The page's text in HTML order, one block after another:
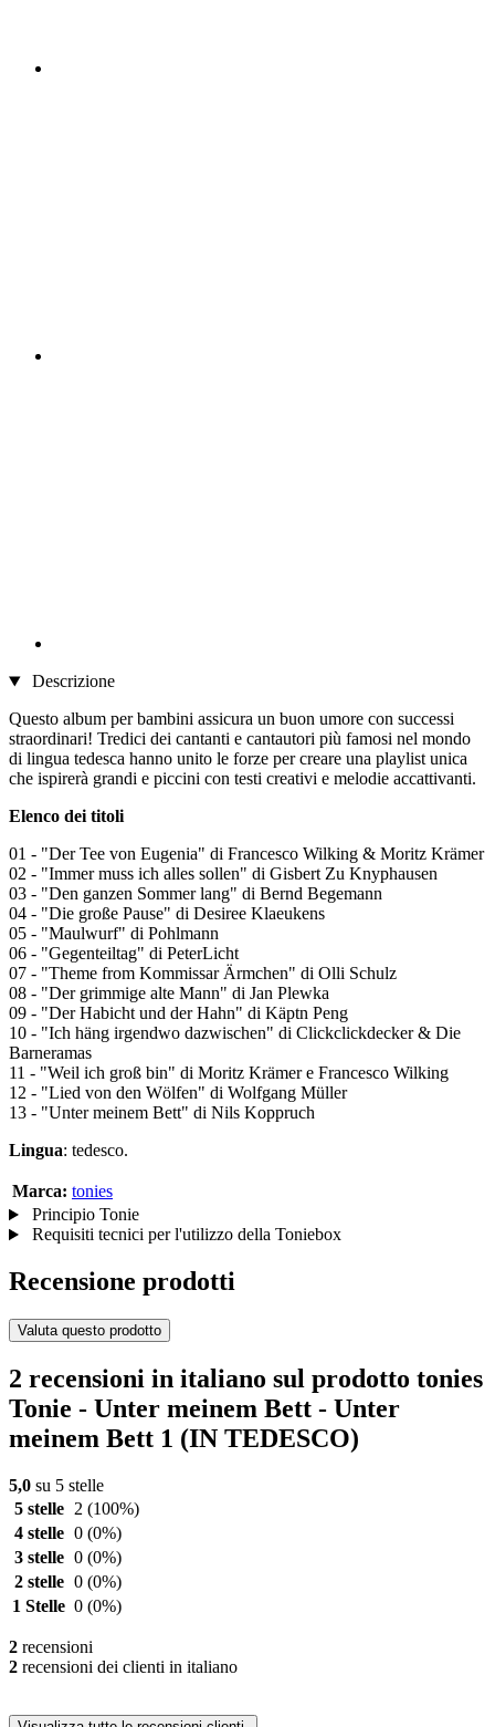
Descrizione
Questo album per bambini assicura un buon umore con successi
straordinari! Tredici dei cantanti e cantautori più famosi nel mondo
di lingua tedesca hanno unito le forze per creare una playlist unica
che ispirerà grandi e piccini con testi creativi e melodie accattivanti.
Elenco dei titoli
01 - "Der Tee von Eugenia" di Francesco Wilking & Moritz Krämer
02 - "Immer muss ich alles sollen" di Gisbert Zu Knyphausen
03 - "Den ganzen Sommer lang" di Bernd Begemann
04 - "Die große Pause" di Desiree Klaeukens
05 - "Maulwurf" di Pohlmann
06 - "Gegenteiltag" di PeterLicht
07 - "Theme from Kommissar Ärmchen" di Olli Schulz
08 - "Der grimmige alte Mann" di Jan Plewka
09 - "Der Habicht und der Hahn" di Käptn Peng
10 - "Ich häng irgendwo dazwischen" di Clickclickdecker & Die
Barneramas
11 - "Weil ich groß bin" di Moritz Krämer e Francesco Wilking
12 - "Lied von den Wölfen" di Wolfgang Müller
13 - "Unter meinem Bett" di Nils Koppruch
Lingua: tedesco.
Marca: tonies
Principio Tonie
Requisiti tecnici per l'utilizzo della Toniebox
Recensione prodotti
Valuta questo prodotto
2 recensioni in italiano sul prodotto tonies
Tonie - Unter meinem Bett - Unter
meinem Bett 1 (IN TEDESCO)
5,0 su 5 stelle
5 stelle
2 (100%)
4 stelle 0 (0%)
3 stelle 0 (0%)
2 stelle 0 (0%)
1 Stelle 0 (0%)
2 recensioni
2 recensioni dei clienti in italiano